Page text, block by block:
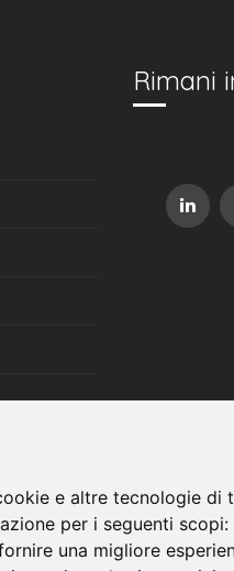
e altre tecnologie di
per i seguenti scopi:
una migliore
Rimani